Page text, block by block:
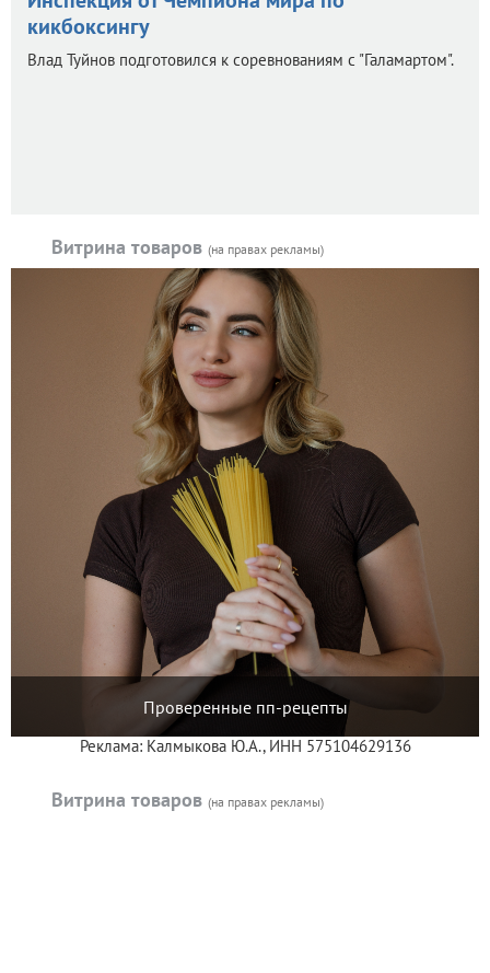
кикбоксингу
Влад Туйнов подготовился к соревнованиям с "Галамартом".
Витрина товаров (на правах рекламы)
Проверенные пп-рецепты
Реклама: Калмыкова Ю.А., ИНН 575104629136
Витрина товаров (на правах рекламы)